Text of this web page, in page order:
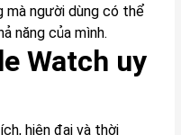
mà người dùng có thể
năng của mình.
Watch uy
hiện đại và thời